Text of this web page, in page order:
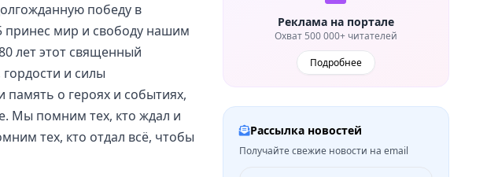
победу в
мир и свободу нашим
лет этот священный
и силы
о героях и событиях,
Мы помним тех, кто ждал и
тех, кто отдал всё, чтобы
Реклама на портале
Охват 500 000+ читателей
Подробнее
Рассылка новостей
Получайте свежие новости на email